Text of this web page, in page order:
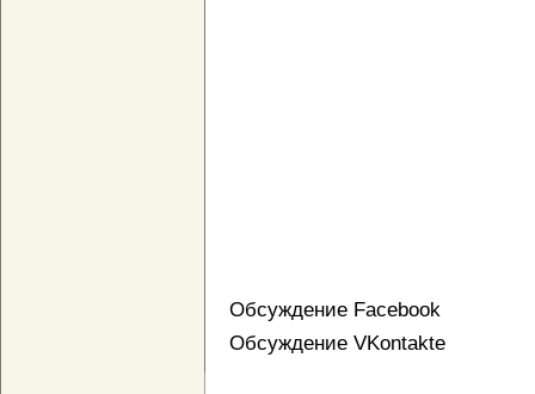
Обсуждение Facebook
Обсуждение VKontakte